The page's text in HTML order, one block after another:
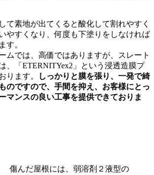
て素地が出てくると酸化して割れやすく
やすくなり、何度も下塗りをしなければ
す。
ムでは、高価ではありますが、スレート
、「ETERNITYex2」という浸透造膜プ
ります。
しっかりと膜を張り、一発で綺
のですので、手間を抑え、お客様にとっ
マンスの良い工事を提供できておりま
傷んだ屋根には、弱溶剤２液型の